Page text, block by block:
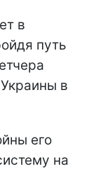
в
путь
в
его
на